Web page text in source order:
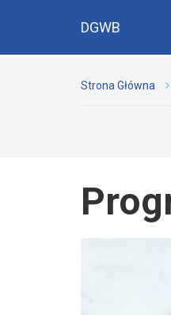
DGWB
Strona Główna